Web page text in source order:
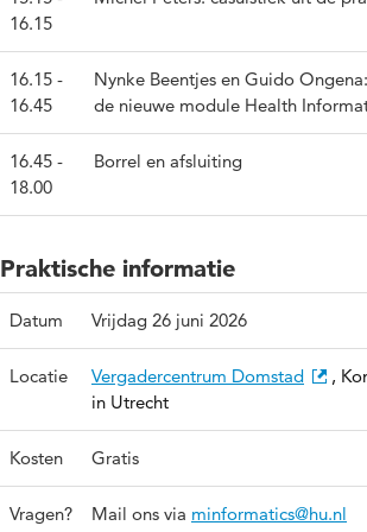
16.15
16.15 -
16.45
Nynke Beentjes en Guido
de nieuwe module Health
16.45 -
18.00
Borrel en afsluiting
Praktische informatie
Datum Vrijdag 26 juni 2026
Locatie Vergadercentrum Domstad
,
in Utrecht
Kosten Gratis
Vragen? Mail ons via minformatics@hu.nl